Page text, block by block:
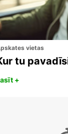
vietas
tu
+